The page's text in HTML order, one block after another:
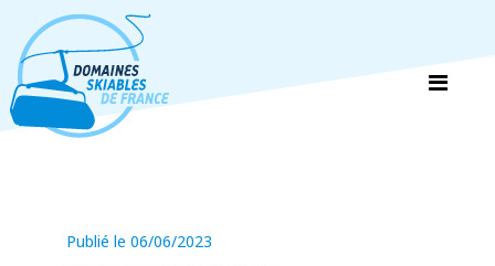
Publié le 06/06/2023
Panneau de gestion des cookies